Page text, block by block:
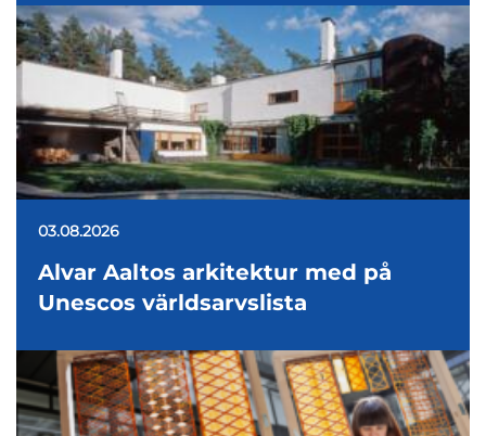
03.08.2026
Alvar Aaltos arkitektur med på
Unescos världsarvslista